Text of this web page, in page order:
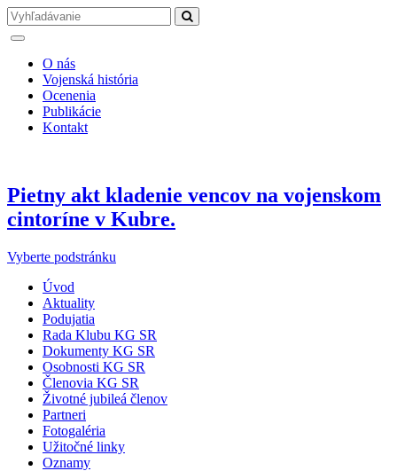
O nás
Vojenská história
Ocenenia
Publikácie
Kontakt
Pietny akt kladenie vencov na vojenskom
cintoríne v Kubre.
Vyberte podstránku
Úvod
Aktuality
Podujatia
Rada Klubu KG SR
Dokumenty KG SR
Osobnosti KG SR
Členovia KG SR
Životné jubileá členov
Partneri
Fotogaléria
Užitočné linky
Oznamy